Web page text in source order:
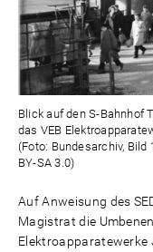
Blick auf den S-Bahnhof
das VEB
(Foto: Bundesarchiv, Bild
BY-SA 3.0)
Auf Anweisung des
Magistrat die
Elektroapparatewerke